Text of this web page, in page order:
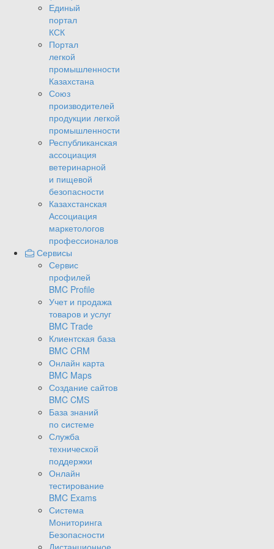
Единый
портал
КСК
Портал
легкой
промышленности
Казахстана
Союз
производителей
продукции легкой
промышленности
Республиканская
ассоциация
ветеринарной
и пищевой
безопасности
Казахстанская
Ассоциация
маркетологов
профессионалов
Сервисы
Сервис
профилей
BMC Profile
Учет и продажа
товаров и услуг
BMC Trade
Клиентская база
BMC CRM
Онлайн карта
BMC Maps
Создание сайтов
BMC CMS
База знаний
по системе
Служба
технической
поддержки
Онлайн
тестирование
BMC Exams
Система
Мониторинга
Безопасности